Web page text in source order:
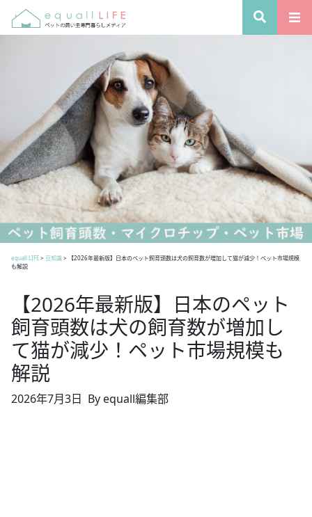
equall LIFE> 豆知識>
【2026年最新版】日本のペット飼育頭数は犬の飼育数が増加して猫が減少！ペット市場規模
も解説
【2026年最新版】日本のペット
飼育頭数は犬の飼育数が増加し
て猫が減少！ペット市場規模も
解説
2026年7月3日 By equall編集部